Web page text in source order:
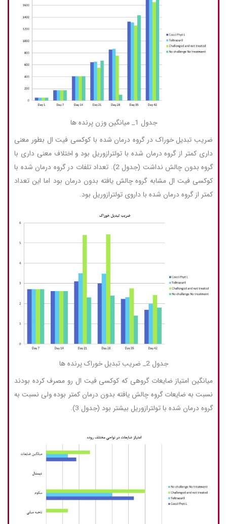
جدول 1_ میانگین وزن پرنده ها
ضریب تبدیل خوراک در گروه درمان شده با کوکسی فیت ال بطور معنی
داری کمتر از گروه درمان شده با تولترازوریل بود و اختلاف معنی داری با
گروه بدون چالش نداشت (جدول 2). تعداد تلفات در گروه درمان شده با
کوکسی فیت ال مشابه گروه چالش یافته بدون درمان بود اما این تعداد
کمتر از گروه درمان شده با داروی تولترازوریل بود.
جدول 2_ ضریب تبدیل خوراک پرنده ها
میانگین امتیاز ضایعات گروهی که کوکسی فیت ال رو مصرف کرده بودند
نسبت به ضایعات گروه چالش یافته بدون درمان کمتر بوده ولی نسبت به
گروه درمان شده با تولترازوریل بیشتر بود (جدول 3).